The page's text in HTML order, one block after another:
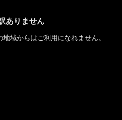
ありません
域からはご利用になれません。